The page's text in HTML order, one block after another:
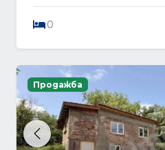
0
Previous
Продажба